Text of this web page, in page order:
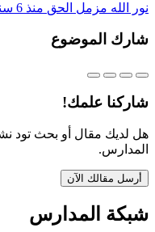
نور الله مزمل الحق منذ 6 سنوات
شارك الموضوع
شاركنا علمك!
هل لديك مقال أو بحث تود
المدارس.
أرسل مقالك الآن
شبكة المدارس